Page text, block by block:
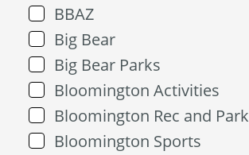
BBAZ
Big Bear
Big Bear Parks
Bloomington Activities
Bloomington Rec and Park
Bloomington Sports